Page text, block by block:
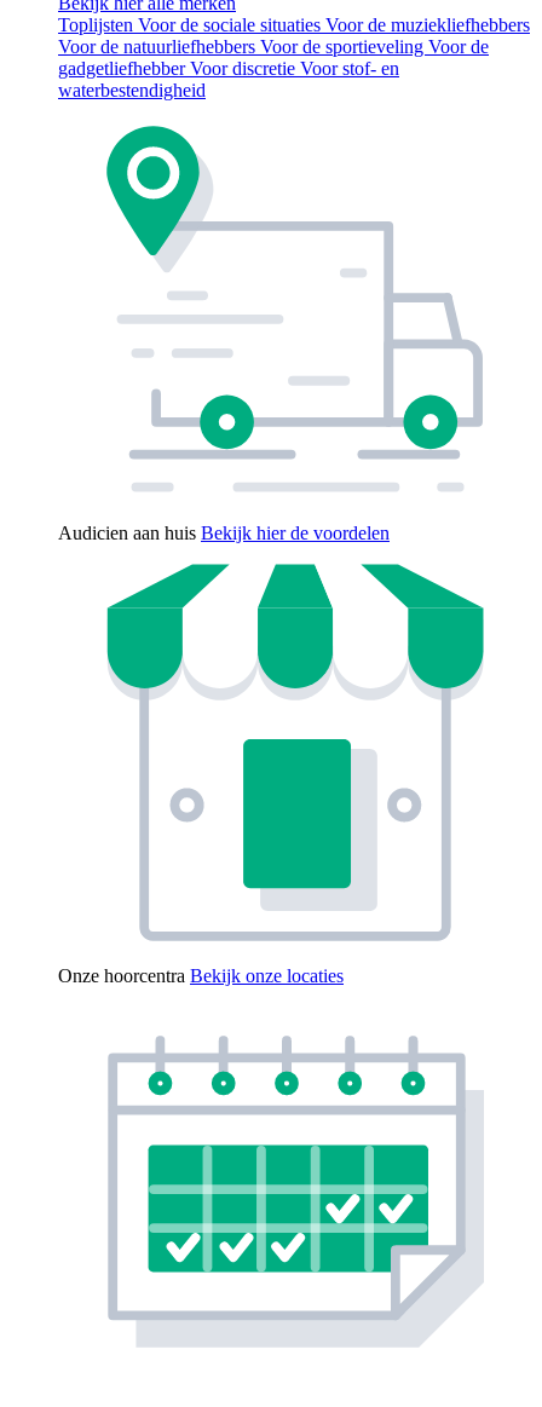
Toplijsten Voor de sociale situaties Voor de muziekliefhebbers
Voor de natuurliefhebbers Voor de sportieveling Voor de
gadgetliefhebberVoor discretie Voor stof- en
waterbestendigheid
Audicien aan huis Bekijk hier de voordelen
Onze hoorcentra Bekijk onze locaties